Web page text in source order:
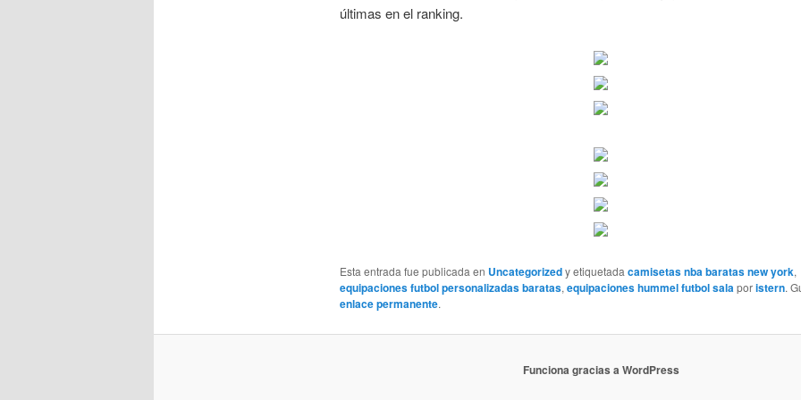
últimas en el ranking.
Esta entrada fue publicada en Uncategorizedy etiquetadacamisetas nba baratas new york,
equipaciones futbol personalizadas baratas,equipaciones hummel futbol salaporistern.
enlace permanente.
Funciona gracias a WordPress